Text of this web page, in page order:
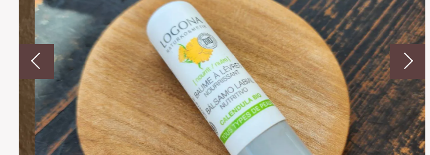
ショッピングを続ける
～
並び順